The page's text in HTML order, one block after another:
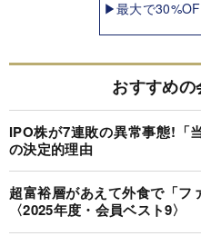
▶最大で
おすすめ
IPO株が7連敗の異常事態!「
の決定的理由
超富裕層があえて外食で「フ
〈2025年度・会員ベスト9〉